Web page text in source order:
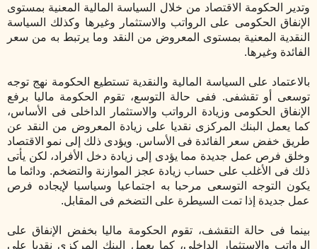
وتدير الحكومة الاقتصاد من خلال السياسة المالية المعنية بمستوى
الإنفاق الحكومى على الرواتب والاستثمار وغيرها وكذلك السياسة
النقدية المعنية بمستوى المعروض من النقد وما يرتبط به من سعر
الفائدة وغيرها.
بالاعتماد على السياسة المالية والنقدية تستطيع الحكومة نهج توجه
توسعى أو تقشفى. ففى حالة التوسع، تقوم الحكومة ماليا برفع
الإنفاق الحكومى وزيادة الرواتب والاستثمار الداخلى فى الأساس،
كما يعمل البنك المركزى نقديا على زيادة المعروض من النقد عن
طريق خفض سعر الفائدة فى الأساس. ويؤدى ذلك إلى نمو الاقتصاد
وخلق فرص عمل جديدة مما يؤدى إلى زيادة دخل الأفراد، لكن يأتى
ذلك فى الأغلب على حساب زيادة عجز الموازنة والتضخم. ودائما ما
يكون التوجه التوسعى مرحبا به اجتماعيا وسياسيا لإيجاده فرص
عمل جديدة إذا تمت السيطرة على التضخم فى المقابل.
بينما فى حالة التقشف، تقوم الحكومة ماليا بخفض الإنفاق على
الرواتب والاستثمار الداخلى، كما يعمل البنك المركزى نقديا على